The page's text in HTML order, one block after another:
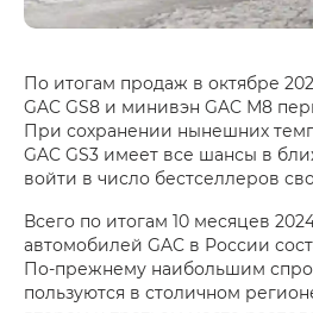
По итогам продаж в октябре
GAC GS8 и минивэн GAC М8
При сохранении нынешних
GAC GS3 имеет все шансы в
войти в число бестселлеров
Всего по итогам 10 месяцев
автомобилей GAC в России
По-прежнему наибольшим
пользуются в столичном